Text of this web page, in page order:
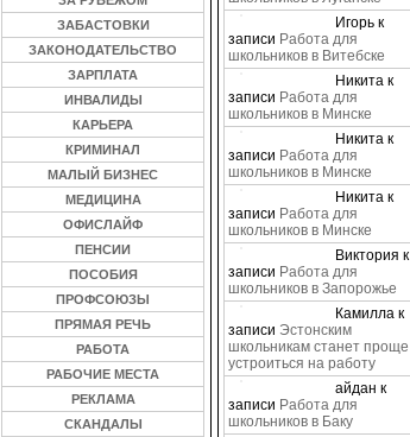
Игорь к
записи Работа для
школьников в Витебске
Никита к
записи Работа для
школьников в Минске
Никита к
записи Работа для
школьников в Минске
Никита к
записи Работа для
школьников в Минске
Виктория к
записи Работа для
школьников в Запорожье
Камилла к
записи Эстонским
школьникам станет проще
устроиться на работу
айдан к
записи Работа для
школьников в Баку
ЗАБАСТОВКИ
ЗАКОНОДАТЕЛЬСТВО
ЗАРПЛАТА
ИНВАЛИДЫ
КАРЬЕРА
КРИМИНАЛ
МАЛЫЙ БИЗНЕС
МЕДИЦИНА
ОФИСЛАЙФ
ПЕНСИИ
ПОСОБИЯ
ПРОФСОЮЗЫ
ПРЯМАЯ РЕЧЬ
РАБОТА
РАБОЧИЕ МЕСТА
РЕКЛАМА
СКАНДАЛЫ